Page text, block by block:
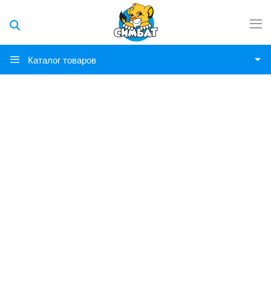
Каталог товаров